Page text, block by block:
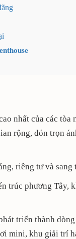
nhất của các
rộng, đón trọn
riêng tư và
trúc phương Tây,
triển thành dòng
mini, khu giải trí